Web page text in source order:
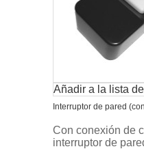
Añadir a la lista
Interruptor de pared
Con conexión de
interruptor de